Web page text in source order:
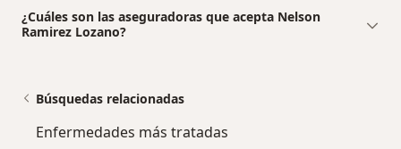
¿Cuáles son las aseguradoras que acepta Nelson
Ramirez Lozano?
Búsquedas relacionadas
Enfermedades más tratadas